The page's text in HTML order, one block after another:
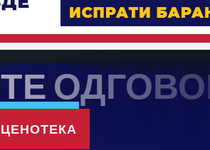
ТЕ ОДГОВО
ЦЕНОТЕКА